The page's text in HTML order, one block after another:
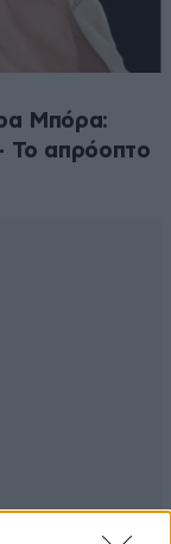
Μπόρα:
Το απρόοπτο